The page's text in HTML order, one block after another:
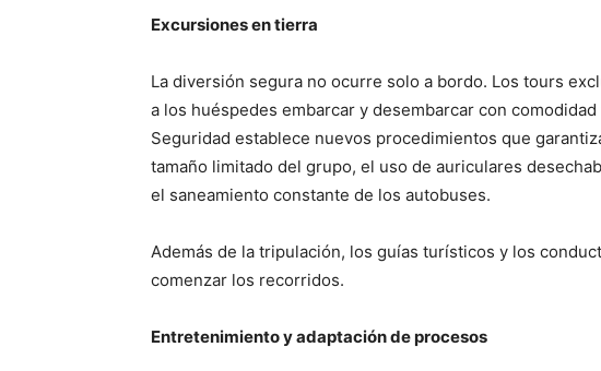
Excursiones en tierra
La diversión segura no ocurre solo a bordo. Los tours
a los huéspedes embarcar y desembarcar con
Seguridad establece nuevos procedimientos que
tamaño limitado del grupo, el uso de auriculares
el saneamiento constante de los autobuses.
Además de la tripulación, los guías turísticos y los
comenzar los recorridos.
Entretenimiento y adaptación de procesos